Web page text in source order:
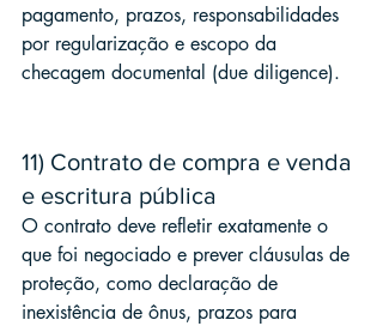
pagamento, prazos, responsabilidades
por regularização e escopo da
checagem documental (due diligence).
11) Contrato de compra e venda
e escritura pública
O contrato deve refletir exatamente o
que foi negociado e prever cláusulas de
proteção, como declaração de
inexistência de ônus, prazos para